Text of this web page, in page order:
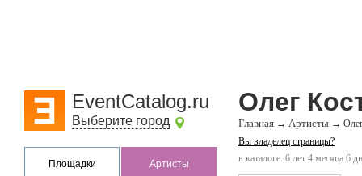
EventCatalog.ru
Выберите город
Площадки Артисты
Олег
Главная → Артисты →
Вы владелец страницы?
в каталоге: 6 лет 4 месяца 6